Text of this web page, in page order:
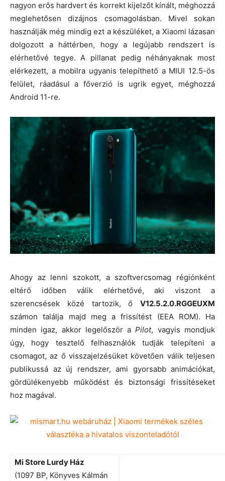
nagyon erős hardvert és korrekt kijelzőt kínált, méghozzá
meglehetősen dizájnos csomagolásban. Mivel sokan
használják még mindig ezt a készüléket, a Xiaomi lázasan
dolgozott a háttérben, hogy a legújabb rendszert is
elérhetővé tegye. A pillanat pedig néhányaknak most
elérkezett, a mobilra ugyanis telepíthető a MIUI 12.5-ös
felület, ráadásul a főverzió is ugrik egyet, méghozzá
Android 11-re.
Ahogy az lenni szokott, a szoftvercsomag régiónként
eltérő időben válik elérhetővé, aki viszont a
szerencsések közé tartozik, ő V12.5.2.0.RGGEUXM
számon találja majd meg a frissítést (EEA ROM). Ha
minden igaz, akkor legelőször aPilot, vagyis mondjuk
úgy, hogy tesztelő felhasználók tudják telepíteni a
csomagot, az ő visszajelzésüket követően válik teljesen
publikussá az új rendszer, ami gyorsabb animációkat,
gördülékenyebb működést és biztonsági frissítéseket
hoz magával.
Mi Store Lurdy Ház
(1097 BP, Könyves Kálmán